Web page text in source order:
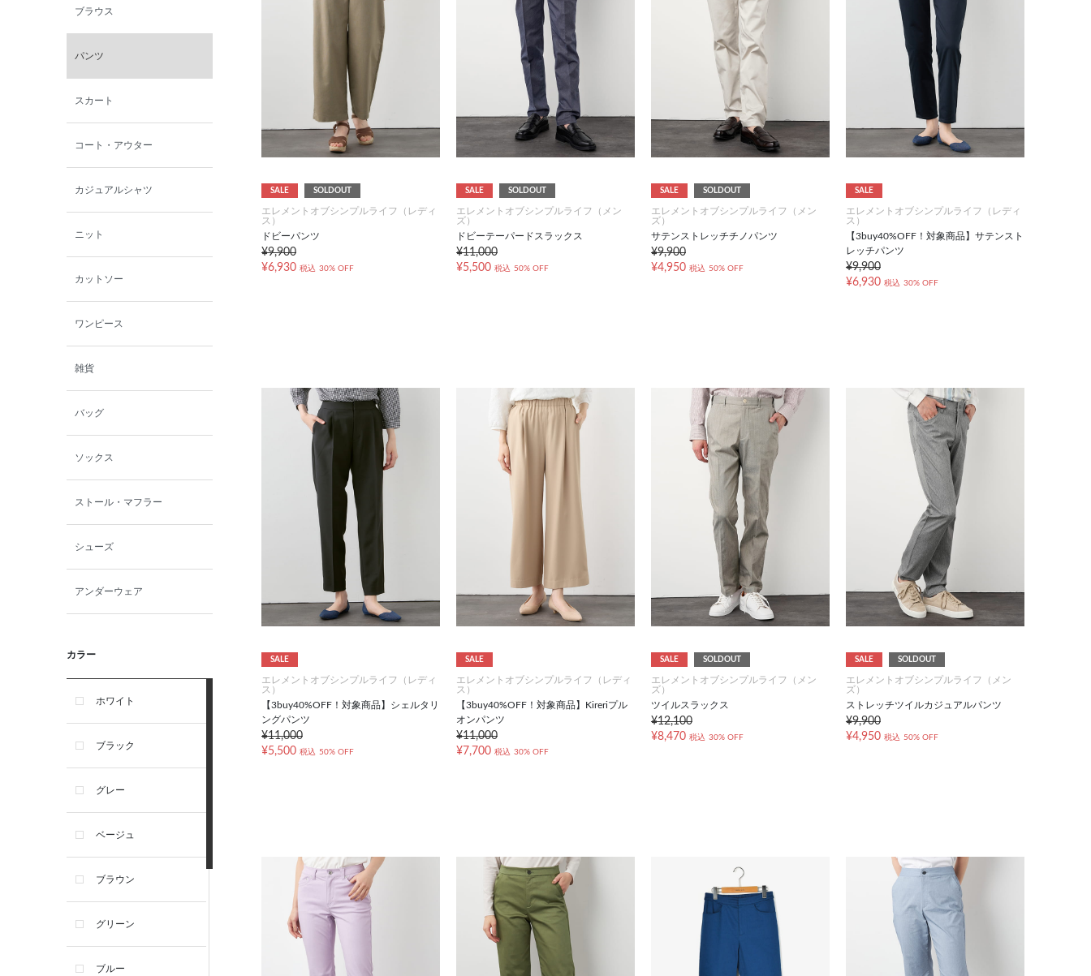
ファインデーション
ローズペッシュ / パル
モンド
ブラウス
パンツ
スカート
コート・アウター
カジュアルシャツ
ニット
カットソー
ワンピース
雑貨
バッグ
ソックス
ストール・マフラー
シューズ
アンダーウェア
カラー
ホワイト
ブラック
グレー
ベージュ
ブラウン
グリーン
ブルー
SALE SOLDOUT
エレメントオブシンプルライフ（レディ
ス）
ドビーパンツ
¥9,900
¥6,930 税込 30% OFF
SALE SOLDOUT
エレメントオブシンプルライフ（メン
ズ）
ドビーテーパードスラックス
¥11,000
¥5,500 税込 50% OFF
SALE SOLDOUT
エレメントオブシンプルライフ（メン
ズ）
サテンストレッチチノパンツ
¥9,900
¥4,950 税込 50% OFF
SALE
エレメントオブシンプルライフ（レディ
ス）
【3buy40%OFF！対象商品】サテンスト
レッチパンツ
¥9,900
¥6,930 税込 30% OFF
SALE
エレメントオブシンプルライフ（レディ
ス）
【3buy40%OFF！対象商品】シェルタリ
ングパンツ
¥11,000
¥5,500 税込 50% OFF
SALE
エレメントオブシンプルライフ（レディ
ス）
【3buy40%OFF！対象商品】Kireriプル
オンパンツ
¥11,000
¥7,700 税込 30% OFF
SALE SOLDOUT
エレメントオブシンプルライフ（メン
ズ）
ツイルスラックス
¥12,100
¥8,470 税込 30% OFF
SALE SOLDOUT
エレメントオブシンプルライフ（メン
ズ）
ストレッチツイルカジュアルパンツ
¥9,900
¥4,950 税込 50% OFF